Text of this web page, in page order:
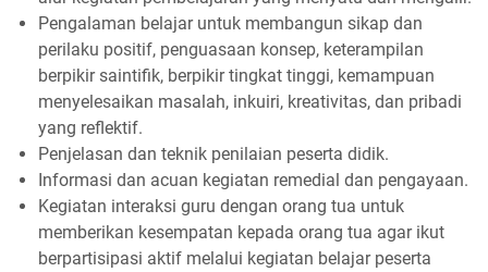
Pengalaman belajar untuk membangun sikap dan
perilaku positif, penguasaan konsep, keterampilan
berpikir saintifik, berpikir tingkat tinggi, kemampuan
menyelesaikan masalah, inkuiri, kreativitas, dan pribadi
yang reflektif.
Penjelasan dan teknik penilaian peserta didik.
Informasi dan acuan kegiatan remedial dan pengayaan.
Kegiatan interaksi guru dengan orang tua untuk
memberikan kesempatan kepada orang tua agar ikut
berpartisipasi aktif melalui kegiatan belajar peserta